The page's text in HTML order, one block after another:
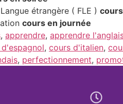
étrangère ( FLE )
cours en journée
, apprendre, apprendre
, cours d'italien,
, perfectionnement,